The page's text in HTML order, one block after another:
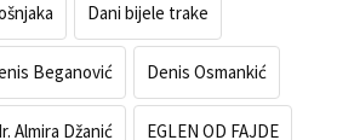
Dani bijele trake
Beganović Denis Osmankić
Almira Džanić EGLEN OD FAJDE